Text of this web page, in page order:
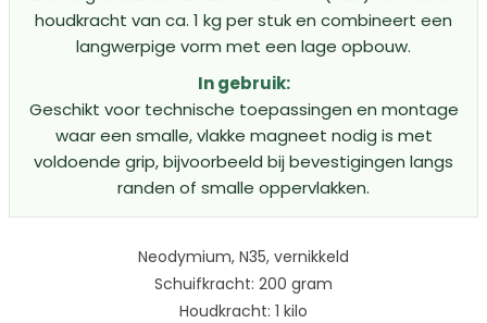
houdkracht van ca. 1 kg per stuk en combineert een
langwerpige vorm met een lage opbouw.
In gebruik:
Geschikt voor technische toepassingen en montage
waar een smalle, vlakke magneet nodig is met
voldoende grip, bijvoorbeeld bij bevestigingen langs
randen of smalle oppervlakken.
Neodymium, N35, vernikkeld
Schuifkracht: 200 gram
Houdkracht: 1 kilo